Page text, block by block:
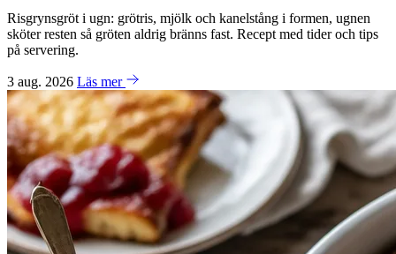
Risgrynsgröt i ugn: grötris, mjölk och kanelstång i formen, ugnen
sköter resten så gröten aldrig bränns fast. Recept med tider och tips
på servering.
3 aug. 2026 Läs mer